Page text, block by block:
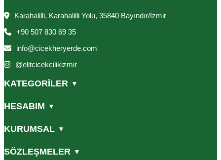
Karahalilli, Karahalilli Yolu, 35840 Bayındır/İzmir
+90 507 830 69 35
info@cicekheryerde.com
@elitcicekcilikizmir
KATEGORİLER ▼
HESABIM ▼
KURUMSAL ▼
SÖZLEŞMELER ▼